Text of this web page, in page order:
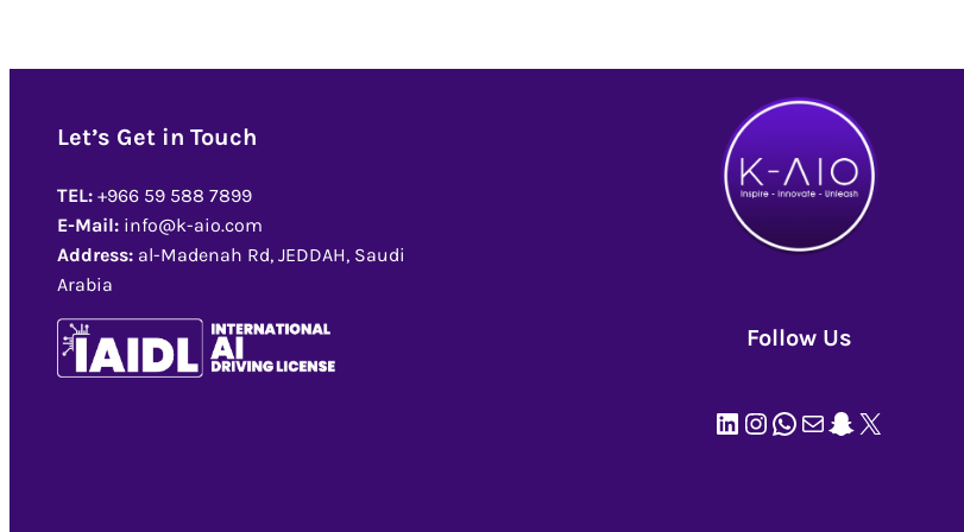
Let’s Get in Touch
TEL: +966 59 588 7899
E-Mail: info@k-aio.com
Address: al-Madenah Rd, JEDDAH, Saudi
Arabia
Follow Us
LinkedIn InstagramWhatsApp Mail Snapchat X